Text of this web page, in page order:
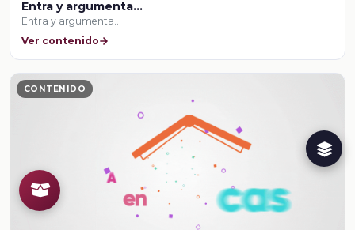
Entra y argumenta…
Entra y argumenta…
Ver contenido
CONTENIDO